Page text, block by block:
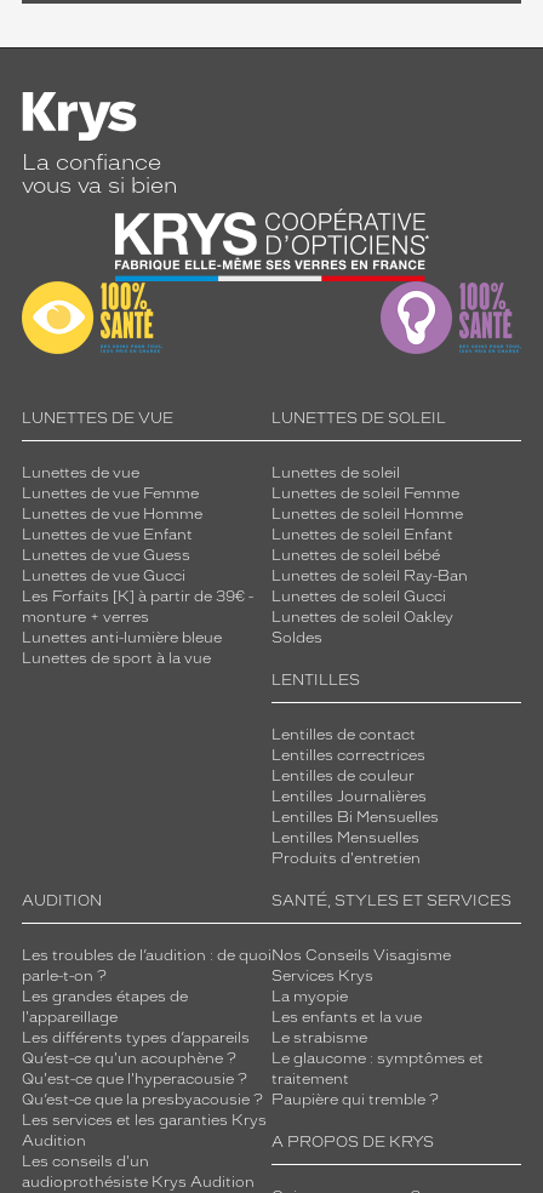
La confiance
vous va si bien
LUNETTES DE VUE
Lunettes de vue
Lunettes de vue Femme
Lunettes de vue Homme
Lunettes de vue Enfant
Lunettes de vue Guess
Lunettes de vue Gucci
Les Forfaits [K] à partir de 39€ -
monture + verres
Lunettes anti-lumière bleue
Lunettes de sport à la vue
LUNETTES DE SOLEIL
Lunettes de soleil
Lunettes de soleil Femme
Lunettes de soleil Homme
Lunettes de soleil Enfant
Lunettes de soleil bébé
Lunettes de soleil Ray-Ban
Lunettes de soleil Gucci
Lunettes de soleil Oakley
Soldes
LENTILLES
Lentilles de contact
Lentilles correctrices
Lentilles de couleur
Lentilles Journalières
Lentilles Bi Mensuelles
Lentilles Mensuelles
Produits d'entretien
AUDITION
Les troubles de l’audition : de quoi
parle-t-on ?
Les grandes étapes de
l'appareillage
Les différents types d’appareils
Qu’est-ce qu'un acouphène ?
Qu'est-ce que l'hyperacousie ?
Qu’est-ce que la presbyacousie ?
Les services et les garanties Krys
Audition
Les conseils d'un
audioprothésiste Krys Audition
SANTÉ, STYLES ET SERVICES
Nos Conseils Visagisme
Services Krys
La myopie
Les enfants et la vue
Le strabisme
Le glaucome : symptômes et
traitement
Paupière qui tremble ?
A PROPOS DE KRYS